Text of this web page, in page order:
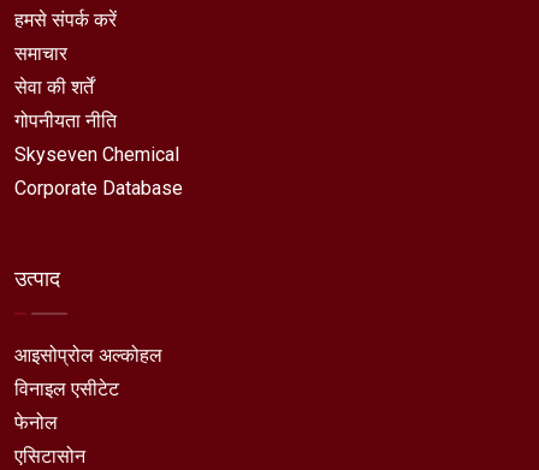
हमसे संपर्क करें
समाचार
सेवा की शर्तें
गोपनीयता नीति
Skyseven Chemical
Corporate Database
उत्पाद
आइसोप्रोल अल्कोहल
विनाइल एसीटेट
फेनोल
एसिटासोन